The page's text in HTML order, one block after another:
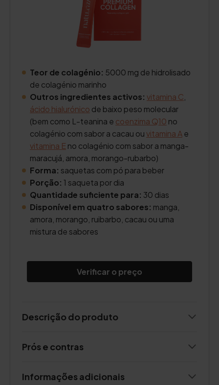
Teor de colagénio: 5000 mg de hidrolisado
de colagénio marinho
Outros ingredientes activos: vitamina C
ácido hialurónico de baixo peso molecular
(bem como L-teanina e coenzima Q10 no
colagénio com sabor a cacau ouvitamina Ae
vitamina E no colagénio com sabor a manga-
maracujá, amora, morango-rubarbo)
Forma: saquetas com pó para beber
Porção: 1 saqueta por dia
Quantidade suficiente para: 30 dias
Disponível em quatro sabores: manga,
amora, morango, ruibarbo, cacau ou uma
mistura de sabores
Verificar o preço
Descrição do produto
Prós e contras
Informações adicionais